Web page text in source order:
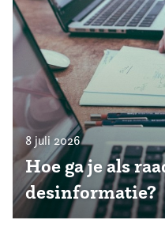
8 juli 2026
Hoe ga je als
desinformatie?